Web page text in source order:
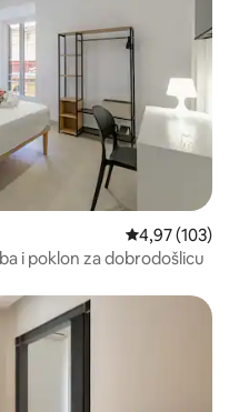
Prosječna
4,97 (103)
i poklon za dobrodošlicu
„Odabrali gosti”